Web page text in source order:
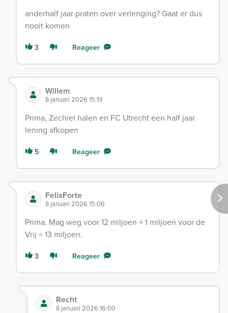
anderhalf jaar praten over verlenging? Gaat er dus
nooit komen
3 Reageer
Willem
8 januari 2026 15:13
Prima, Zechiel halen en FC Utrecht een half jaar
lening afkopen
5 Reageer
FelixForte
8 januari 2026 15:06
Prima. Mag weg voor 12 miljoen + 1 miljoen voor de
Vrij = 13 miljoen.
3 Reageer
Recht
8 januari 2026 16:00